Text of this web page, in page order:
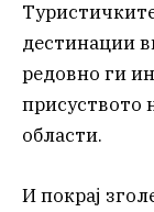
дестинации
редовно ги
присуството
области.
И покрај